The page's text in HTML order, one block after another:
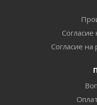
Согласие на